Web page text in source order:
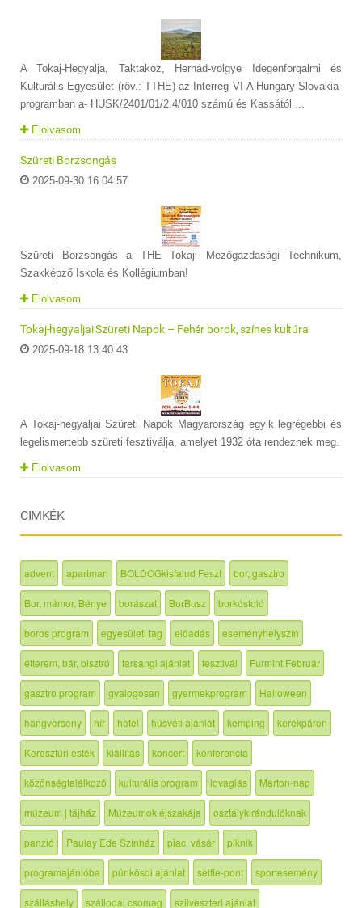
A Tokaj-Hegyalja, Taktaköz, Hernád-völgye Idegenforgalmi és
Kulturális Egyesület (röv.: TTHE) az Interreg VI-A Hungary-Slovakia
programban a- HUSK/2401/01/2.4/010 számú és Kassától ...
Elolvasom
Szüreti Borzsongás
2025-09-30 16:04:57
Szüreti Borzsongás a THE Tokaji Mezőgazdasági Technikum,
Szakképző Iskola és Kollégiumban!
Elolvasom
Tokaj-hegyaljai Szüreti Napok – Fehér borok, színes kultúra
2025-09-18 13:40:43
A Tokaj-hegyaljai Szüreti Napok Magyarország egyik legrégebbi és
legelismertebb szüreti fesztiválja, amelyet 1932 óta rendeznek meg.
Elolvasom
CIMKÉK
advent apartman BOLDOGkisfalud Feszt bor, gasztro
Bor, mámor, Bénye borászat BorBusz borkóstoló
boros program egyesületi tag előadás eseményhelyszín
étterem, bár, bisztró farsangi ajánlat fesztivál Furmint Február
gasztro program gyalogosan gyermekprogram Halloween
hangverseny hír hotel húsvéti ajánlat kemping kerékpáron
Keresztúri esték kiállítás koncert konferencia
közönségtalálkozó kulturális program lovaglás Márton-nap
múzeum | tájház Múzeumok éjszakája osztálykirándulóknak
panzió Paulay Ede Színház piac, vásár piknik
programajánlóba pünkösdi ajánlat selfie-pont sportesemény
szálláshely szállodai csomag szilveszteri ajánlat